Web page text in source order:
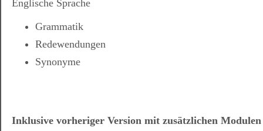
Englische Sprache
Grammatik
Redewendungen
Synonyme
Inklusive vorheriger Version mit zusätzlichen Modulen